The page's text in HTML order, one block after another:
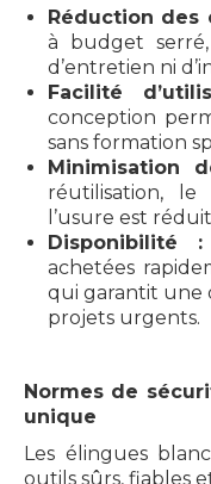
Réduction des
à budget
d’entretien ni
Facilité
conception
sans formation
Minimisation
réutilisation,
l’usure est
Disponibilité :
achetées
qui garantit une
projets urgents.
Normes de
unique
Les élingues
outils sûrs, fiables